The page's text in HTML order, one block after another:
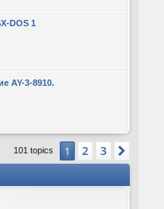
DOS 1
AY-3-8910.
101 topics 1 2 3